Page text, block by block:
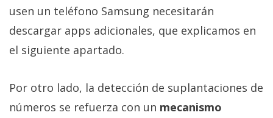
usen un teléfono Samsung necesitarán
descargar apps adicionales, que explicamos en
el siguiente apartado.
Por otro lado, la detección de suplantaciones de
números se refuerza con un mecanismo